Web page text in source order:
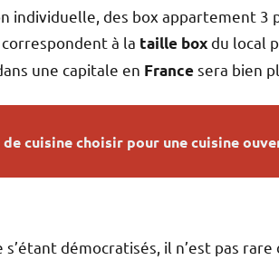
individuelle, des box appartement 3
à la taille boxdu local
une capitale en Francesera bien
cuisine choisir pour une cuisine
démocratisés, il n’est pas